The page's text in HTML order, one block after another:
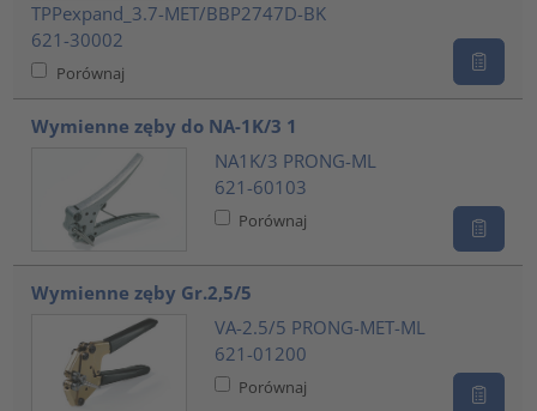
TPPexpand_3.7-MET/BBP2747D-BK
621-30002
Porównaj
Wymienne zęby do NA-1K/3 1
NA1K/3 PRONG-ML
621-60103
Porównaj
Wymienne zęby Gr.2,5/5
VA-2.5/5 PRONG-MET-ML
621-01200
Porównaj